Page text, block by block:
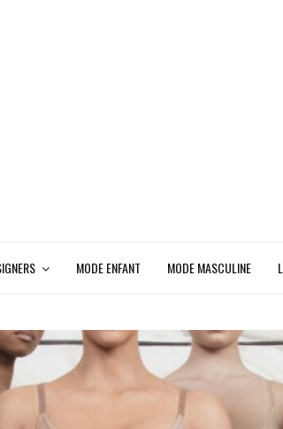
MODE ENFANT MODE MASCULINE